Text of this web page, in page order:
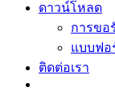
ดาวน์โหลด
การขอ
แบบฟอ
ติดต่อเรา